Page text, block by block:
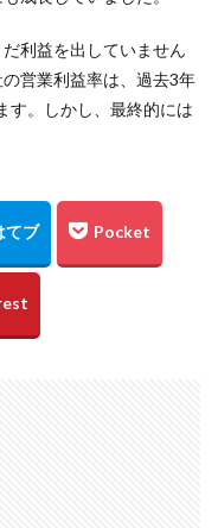
利益を出していません
営業利益率は、過去3年
す。しかし、最終的には